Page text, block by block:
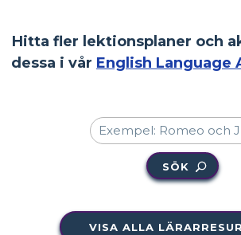
Hitta fler lektionsplaner och
dessa i vår English Language
SÖK
VISA ALLA